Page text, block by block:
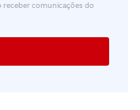
receber comunicações do